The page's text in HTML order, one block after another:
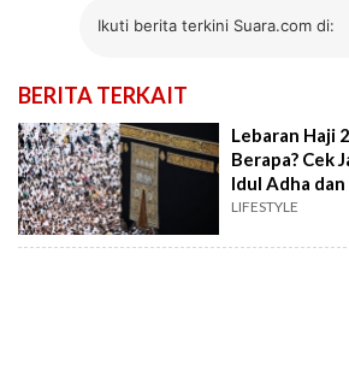
Ikuti berita terkini Suara.com di:
BERITA TERKAIT
Lebaran Haji
Berapa? Cek
Idul Adha
LIFESTYLE